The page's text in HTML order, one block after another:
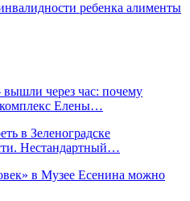
ребенка алименты
через час: почему
Елены…
в Зеленоградске
Нестандартный…
в Музее Есенина можно